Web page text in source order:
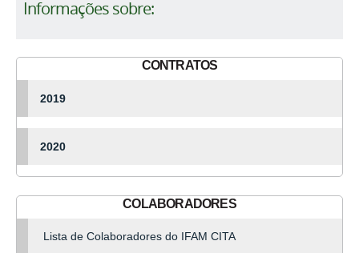
Informações sobre:
CONTRATOS
2019
2020
COLABORADORES
Lista de Colaboradores do IFAM CITA